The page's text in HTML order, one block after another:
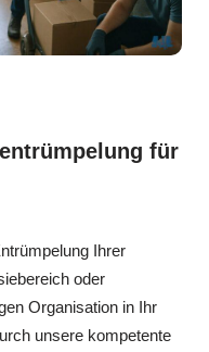
für
Ihrer
oder
Organisation in Ihr
unsere kompetente